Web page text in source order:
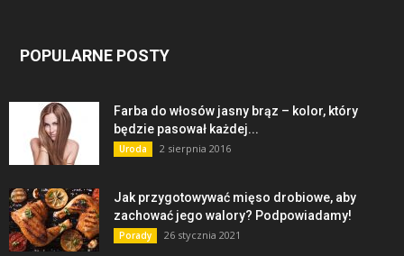
POPULARNE POSTY
Farba do włosów jasny brąz – kolor, który
będzie pasował każdej...
Uroda 2 sierpnia 2016
Jak przygotowywać mięso drobiowe, aby
zachować jego walory? Podpowiadamy!
Porady 26 stycznia 2021